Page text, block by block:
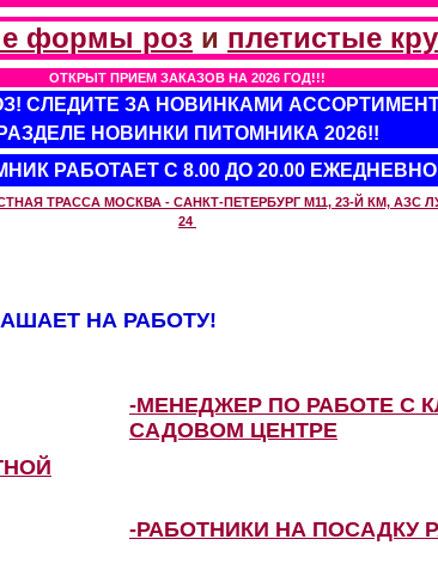
формы роз и плетистые
ОТКРЫТ ПРИЕМ ЗАКАЗОВ НА 2026 ГОД!!!
СЛЕДИТЕ ЗА НОВИНКАМИ
РАЗДЕЛЕ НОВИНКИ ПИТОМНИКА 2026!!
РАБОТАЕТ С 8.00 ДО 20.00 ЕЖЕДНЕВНО
ТРАССА МОСКВА - САНКТ-ПЕТЕРБУРГ М11, 23-Й КМ, АЗС
24
НА РАБОТУ!
-МЕНЕДЖЕР ПО РАБОТЕ С
САДОВОМ ЦЕНТРЕ
-РАБОТНИКИ НА ПОСАДКУ